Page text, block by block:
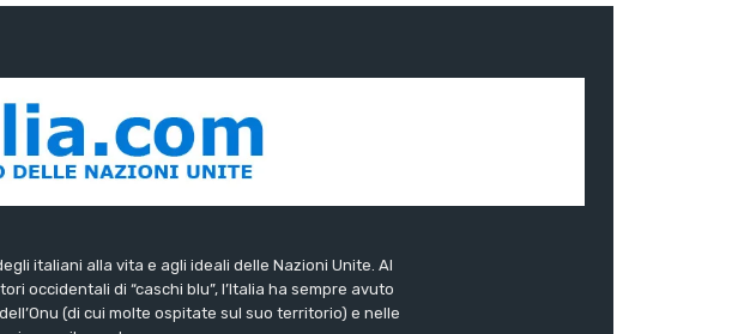
italiani alla vita e agli ideali delle Nazioni Unite. Al
occidentali di “caschi blu”, l’Italia ha sempre avuto
(di cui molte ospitate sul suo territorio) e nelle